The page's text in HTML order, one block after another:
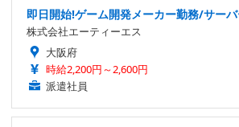
即日開始!ゲーム開発メーカー勤務/サー
株式会社エーティーエス
大阪府
時給2,200円～2,600円
派遣社員